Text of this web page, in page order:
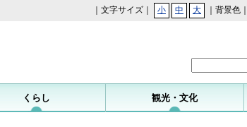
｜文字サイズ｜ 小 中 大 ｜背景色｜
くらし 観光・文化